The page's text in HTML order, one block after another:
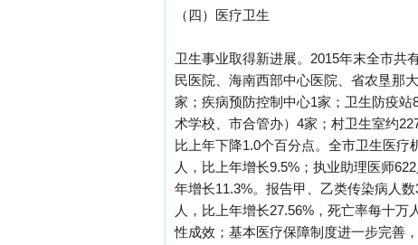
（四）医疗卫生
卫生事业取得新进展。2015年末全市共
民医院、海南西部中心医院、省农垦那
家；疾病预防控制中心1家；卫生防疫
术学校、市合管办）4家；村卫生室约
比上年下降1.0个百分点。全市卫生医
人，比上年增长9.5%；执业助理医师
年增长11.3%。报告甲、乙类传染病人
人，比上年增长27.56%，死亡率每十
性成效；基本医疗保障制度进一步完善